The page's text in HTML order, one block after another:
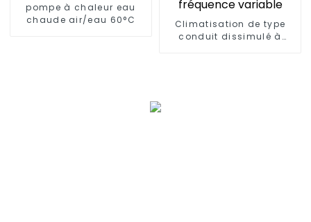
pompe à chaleur eau
chaude air/eau 60°C
Climatisation de type
conduit dissimulé à